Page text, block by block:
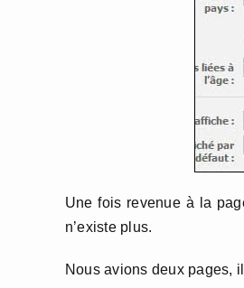
Une fois revenue à la
n’existe plus.
Nous avions deux pages,